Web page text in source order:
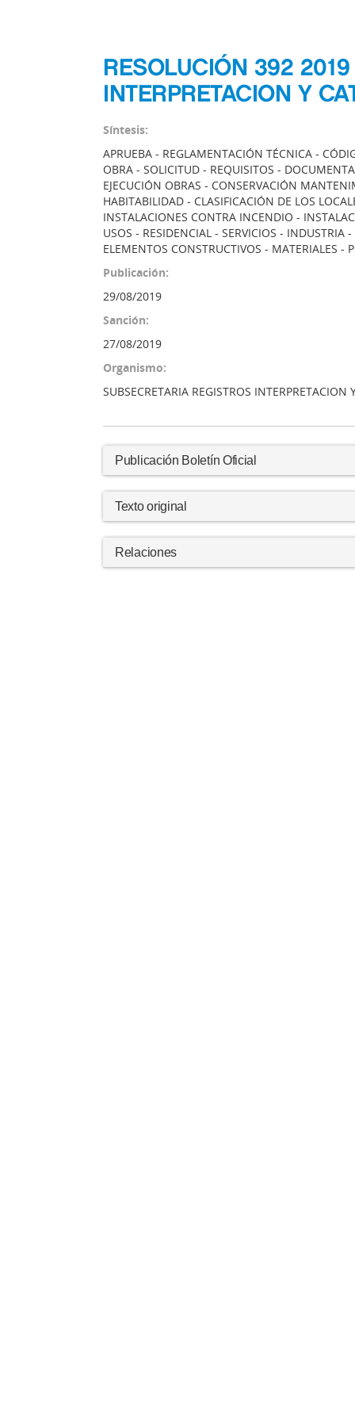
RESOLUCIÓN 392
INTERPRETACION Y
Síntesis:
APRUEBA - REGLAMENTACIÓN TÉCNICA -
OBRA - SOLICITUD - REQUISITOS -
EJECUCIÓN OBRAS - CONSERVACIÓN
HABITABILIDAD - CLASIFICACIÓN DE LOS
INSTALACIONES CONTRA INCENDIO -
USOS - RESIDENCIAL - SERVICIOS -
ELEMENTOS CONSTRUCTIVOS - MATERIALES -
Publicación:
29/08/2019
Sanción:
27/08/2019
Organismo:
SUBSECRETARIA REGISTROS INTERPRETACION
Publicación Boletín Oficial
Texto original
Relaciones